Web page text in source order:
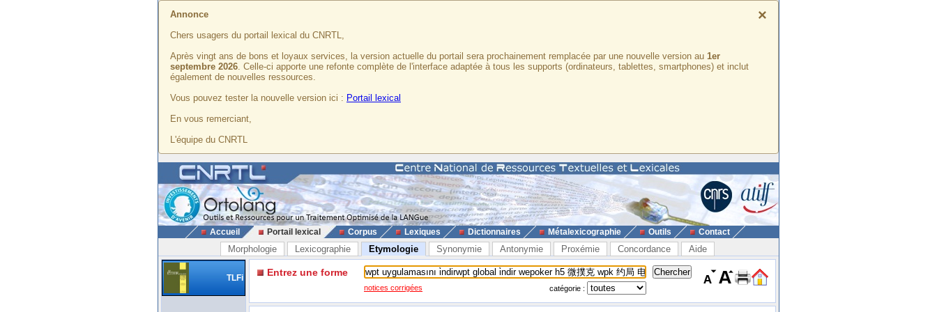
×
Annonce
Chers usagers du portail lexical du CNRTL,
Après vingt ans de bons et loyaux services, la version actuelle du portail sera prochainement remplacée par une nouvelle version au 1er
septembre 2026. Celle-ci apporte une refonte complète de l'interface adaptée à tous les supports (ordinateurs, tablettes, smartphones) et inclut
également de nouvelles ressources.
Vous pouvez tester la nouvelle version ici : Portail lexical
En vous remerciant,
L'équipe du CNRTL
Accueil Portail lexical Corpus Lexiques Dictionnaires Métalexicographie Outils Contact
Morphologie Lexicographie Etymologie Synonymie Antonymie Proxémie Concordance Aide
TLFi Entrez une forme
notices corrigées catégorie :